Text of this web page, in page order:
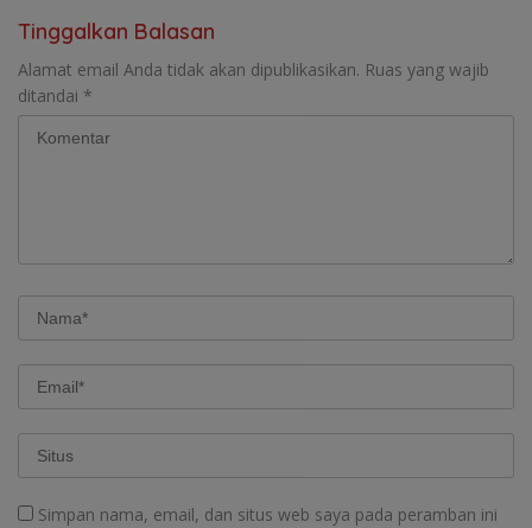
Tinggalkan Balasan
Alamat email Anda tidak akan dipublikasikan. Ruas yang wajib
ditandai *
Simpan nama, email, dan situs web saya pada peramban ini